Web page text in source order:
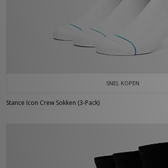
SNEL KOPEN
Stance Icon Crew Sokken (3-Pack)